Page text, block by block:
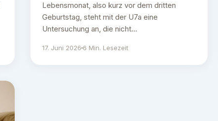
Lebensmonat, also kurz vor dem dritten
Geburtstag, steht mit der U7a eine
Untersuchung an, die nicht…
17. Juni 2026 6 Min. Lesezeit